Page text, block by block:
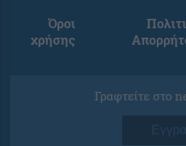
Όροι
χρήσης
Γραφτείτε στο